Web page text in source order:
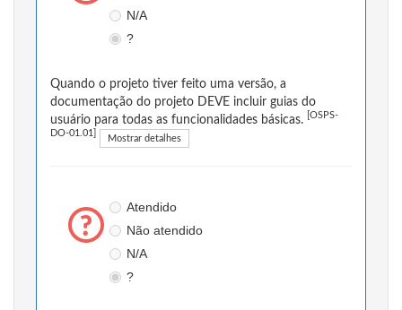
N/A
?
Quando o projeto tiver feito uma versão, a
documentação do projeto DEVE incluir guias do
usuário para todas as funcionalidades básicas.
[OSPS-
DO-01.01] Mostrar detalhes
Atendido
Não atendido
N/A
?